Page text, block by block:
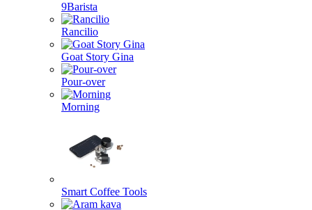
9Barista
Rancilio
Goat Story Gina
Pour-over
Morning
Smart Coffee Tools